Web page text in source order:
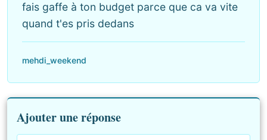
fais gaffe à ton budget parce que ca va vite
quand t'es pris dedans
mehdi_weekend
Ajouter une réponse